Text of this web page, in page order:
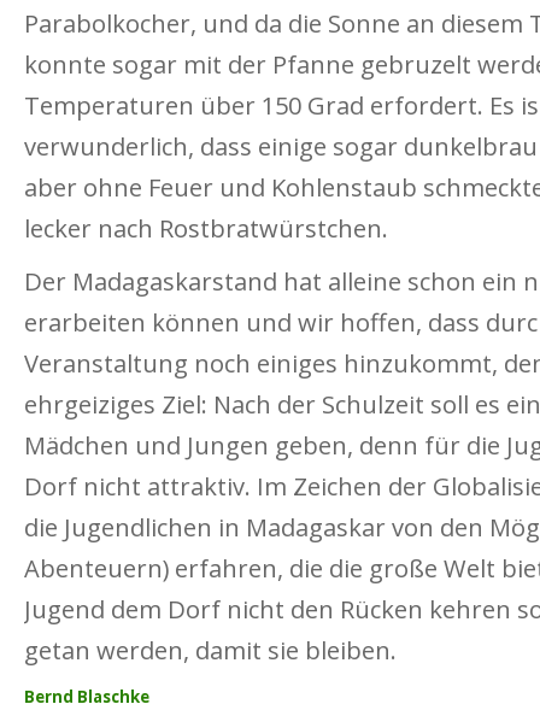
Parabolkocher, und da die Sonne an diesem
konnte sogar mit der Pfanne gebruzelt
Temperaturen über 150 Grad erfordert. Es
verwunderlich, dass einige sogar
aber ohne Feuer und Kohlenstaub
lecker nach Rostbratwürstchen.
Der Madagaskarstand hat alleine schon ein
erarbeiten können und wir hoffen, dass
Veranstaltung noch einiges hinzukommt,
ehrgeiziges Ziel: Nach der Schulzeit soll es
Mädchen und Jungen geben, denn für die
Dorf nicht attraktiv. Im Zeichen der
die Jugendlichen in Madagaskar von den
Abenteuern) erfahren, die die große Welt
Jugend dem Dorf nicht den Rücken kehren
getan werden, damit sie bleiben.
Bernd Blaschke